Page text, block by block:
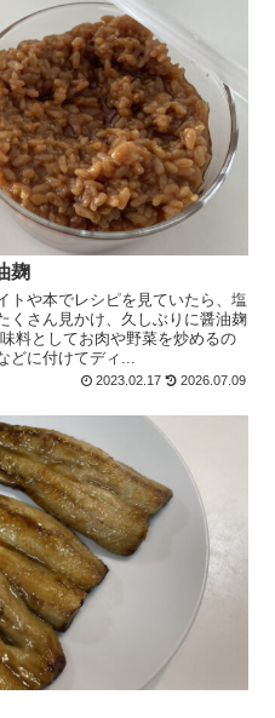
麹
トや本でレシピを見ていたら、塩
くさん見かけ、久しぶりに醤油麹
料としてお肉や野菜を炒めるの
どに付けてディ...
2023.02.17 2026.07.09